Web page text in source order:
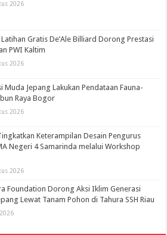
2026
Gratis De’Ale Billiard Dorong Prestasi
PWI Kaltim
2026
Muda Jepang Lakukan Pendataan Fauna-
Raya Bogor
2026
Keterampilan Desain Pengurus
Negeri 4 Samarinda melalui Workshop
2026
Foundation Dorong Aksi Iklim Generasi
Lewat Tanam Pohon di Tahura SSH Riau